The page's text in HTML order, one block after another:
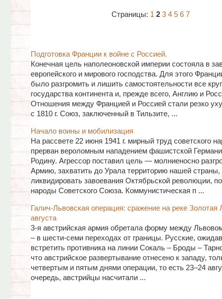
Страницы: 1 2 3 4 5 6 7
Подготовка Франции к войне с Россией.
Конечная цель наполеоновской империи состояла в
европейского и мирового господства. Для этого
было разгромить и лишить самостоятельности все
государства континента и, прежде всего, Англию и
Отношения между Францией и Россией стали резко
с 1810 г. Союз, заключенный в Тильзите, ...
Начало воины и мобилизация
На рассвете 22 июня 1941 г. мирный труд советского
прерван вероломным нападением фашистской
Родину. Агрессор поставил цель — молниеносно
Армию, захватить до Урала территорию нашей страны,
ликвидировать завоевания Октябрьской революции,
народы Советского Союза. Коммунистическая п ...
Галич-Львовская операция: сражение на реке Золотая
августа
3-я австрийская армия обретала форму между
– в шести-семи переходах от границы. Русские,
встретить противника на линии Сокаль – Броды –
что австрийское развертывание отнесено к западу,
четвертым и пятым днями операции, то есть 23–24
очередь, австрийцы насчитали ...